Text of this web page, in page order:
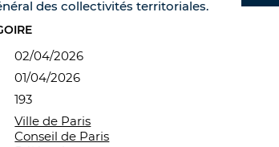
des collectivités territoriales.
02/04/2026
01/04/2026
193
Ville de Paris
Conseil de Paris